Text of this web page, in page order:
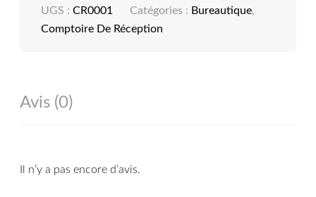
UGS :CR0001 Catégories : Bureautique,
Comptoire De Réception
Avis (0)
Il n’y a pas encore d’avis.